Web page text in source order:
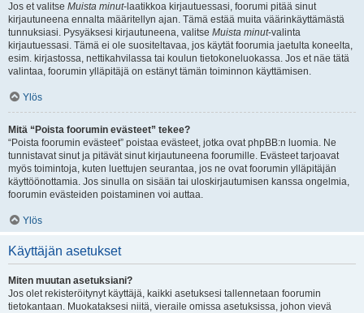
Jos et valitse Muista minut-laatikkoa kirjautuessasi, foorumi pitää sinut
kirjautuneena ennalta määritellyn ajan. Tämä estää muita väärinkäyttämästä
tunnuksiasi. Pysyäksesi kirjautuneena, valitse Muista minut-valinta
kirjautuessasi. Tämä ei ole suositeltavaa, jos käytät foorumia jaetulta koneelta,
esim. kirjastossa, nettikahvilassa tai koulun tietokoneluokassa. Jos et näe tätä
valintaa, foorumin ylläpitäjä on estänyt tämän toiminnon käyttämisen.
Ylös
Mitä “Poista foorumin evästeet” tekee?
“Poista foorumin evästeet” poistaa evästeet, jotka ovat phpBB:n luomia. Ne
tunnistavat sinut ja pitävät sinut kirjautuneena foorumille. Evästeet tarjoavat
myös toimintoja, kuten luettujen seurantaa, jos ne ovat foorumin ylläpitäjän
käyttöönottamia. Jos sinulla on sisään tai uloskirjautumisen kanssa ongelmia,
foorumin evästeiden poistaminen voi auttaa.
Ylös
Käyttäjän asetukset
Miten muutan asetuksiani?
Jos olet rekisteröitynyt käyttäjä, kaikki asetuksesi tallennetaan foorumin
tietokantaan. Muokataksesi niitä, vieraile omissa asetuksissa, johon vievä